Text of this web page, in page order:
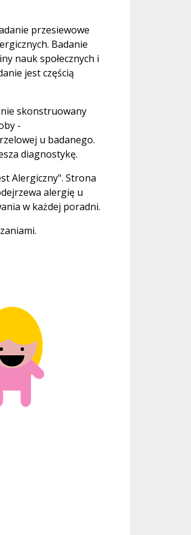
przesiewowe
Badanie
nauk społecznych i
jest częścią
skonstruowany
-
u badanego.
diagnostykę.
Alergiczny". Strona
alergię u
w każdej poradni.